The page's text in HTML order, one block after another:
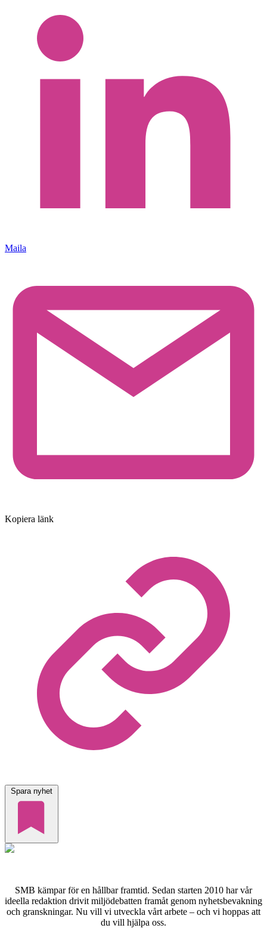
Maila
Kopiera länk
Spara nyhet
SMB kämpar för en hållbar framtid. Sedan starten 2010 har vår
ideella redaktion drivit miljödebatten framåt genom nyhetsbevakning
och granskningar. Nu vill vi utveckla vårt arbete – och vi hoppas att
du vill hjälpa oss.